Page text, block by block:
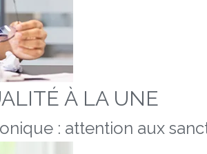
À LA UNE
: attention aux